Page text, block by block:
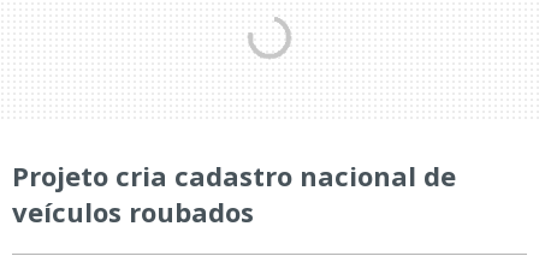
Projeto cria cadastro nacional de
veículos roubados